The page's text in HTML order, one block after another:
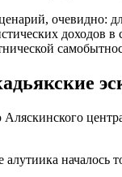
очевидно:
доходов
началось